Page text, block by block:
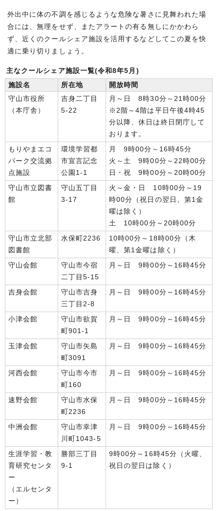
外出中に体の不調を感じるような危険な暑さに見舞われた場
合には、無理をせず、またアラートの有る無しにかかわら
ず、近くのクールシェア施設を活用するなどしてこの夏を快
適に乗り切りましょう。
主なクールシェア施設一覧(令和8年5月)
施設名 所在地
開放時間
守山市役所
（本庁舎）
吉身二丁目
5-22
月～日 8時30分～21時00分
※2階～4階は平日午後4時45
分以降、休日は終日閉庁して
おります。
もりやまエコ
パーク交流拠
点施設
環境学習都
市宣言記念
公園1-1
月 9時00分～16時45分
火～土 9時00分～22時00分
日・祝 9時00分～20時00分
守山市立図書
館
守山五丁目
3-17
火～金・日 10時00分～19
時00分（祝日の翌日、第1金
曜は除く）
土 10時00分～20時00分
守山市立北部
図書館
水保町2236
10時00分～18時00分（木
曜、第1金曜は除く）
守山会館
守山市今宿
二丁目5-15
月～日 9時00分～16時45分
吉身会館
守山市吉身
三丁目2-8
月～日 9時00分～16時45分
小津会館
守山市欲賀
町901-1
月～日 9時00分～16時45分
玉津会館
守山市矢島
町3091
月～日 9時00分～16時45分
河西会館
守山市今市
町160
月～日 9時00分～16時45分
速野会館
守山市水保
町2236
月～日 9時00分～16時45分
中洲会館
守山市幸津
川町1043-5
月～日 9時00分～16時45分
生涯学習・教
育研究センタ
ー
（エルセンタ
ー）
勝部三丁目
9-1
9時00分～16時45分（火曜、
祝日の翌日は除く）